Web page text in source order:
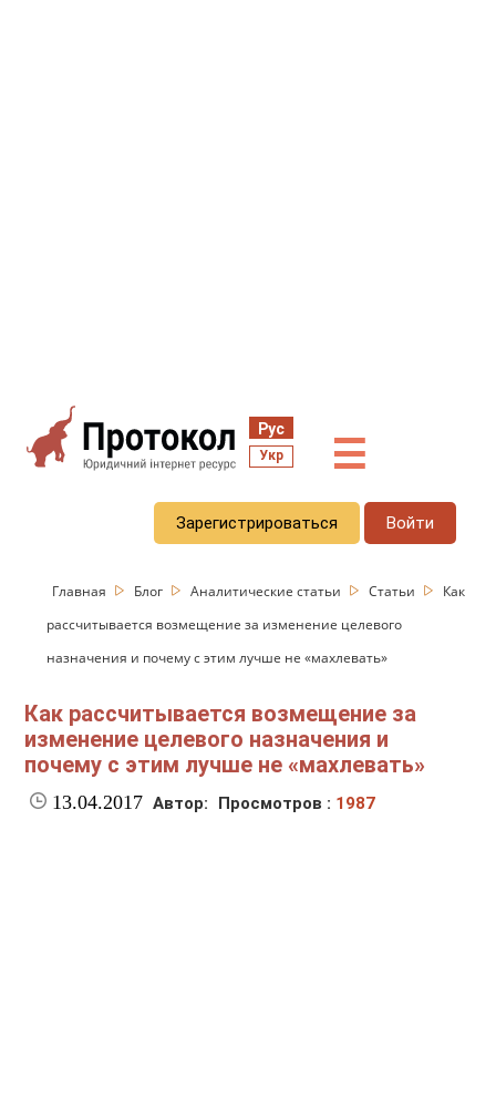
Рус
Укр ☰
Зарегистрироваться Войти
Главная Блог Аналитические статьи Статьи
Как
рассчитывается возмещение за изменение целевого
назначения и почему с этим лучше не «махлевать»
Как рассчитывается возмещение за
изменение целевого назначения и
почему с этим лучше не «махлевать»
13.04.2017 Автор: Просмотров : 1987